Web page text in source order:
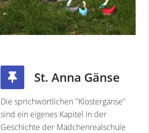
St. Anna Gänse
Die sprichwörtlichen "Klostergänse"
sind ein eigenes Kapitel in der
Geschichte der Mädchenrealschule